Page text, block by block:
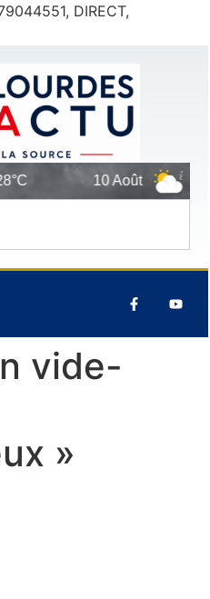
DIRECT,
10 Août 27°C
vide-
»